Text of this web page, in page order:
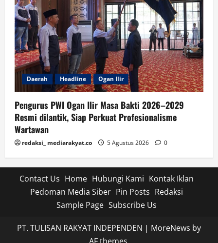
Daerah Headline Ogan Ilir
Pengurus PWI Ogan Ilir Masa Bakti 2026–2029
Resmi dilantik, Siap Perkuat Profesionalisme
Wartawan
redaksi_ mediarakyat.co 5 Agustus 2026 0
Contact Us Home Hubungi Kami Kontak Iklan
Pedoman Media Siber Pin Posts Redaksi
Sample Page Subscribe Us
PT. TULISAN RAKYAT INDEPENDEN | MoreNews by
AF themes.